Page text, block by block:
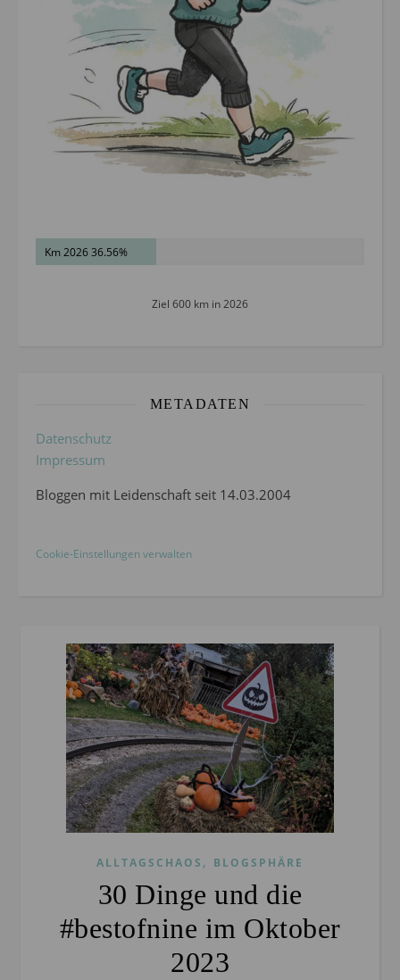
Km 2026 36.56%
Ziel 600 km in 2026
METADATEN
Datenschutz
Impressum
Bloggen mit Leidenschaft seit 14.03.2004
Cookie-Einstellungen verwalten
ALLTAGSCHAOS , BLOGSPHÄRE
30 Dinge und die
#bestofnine im Oktober
2023